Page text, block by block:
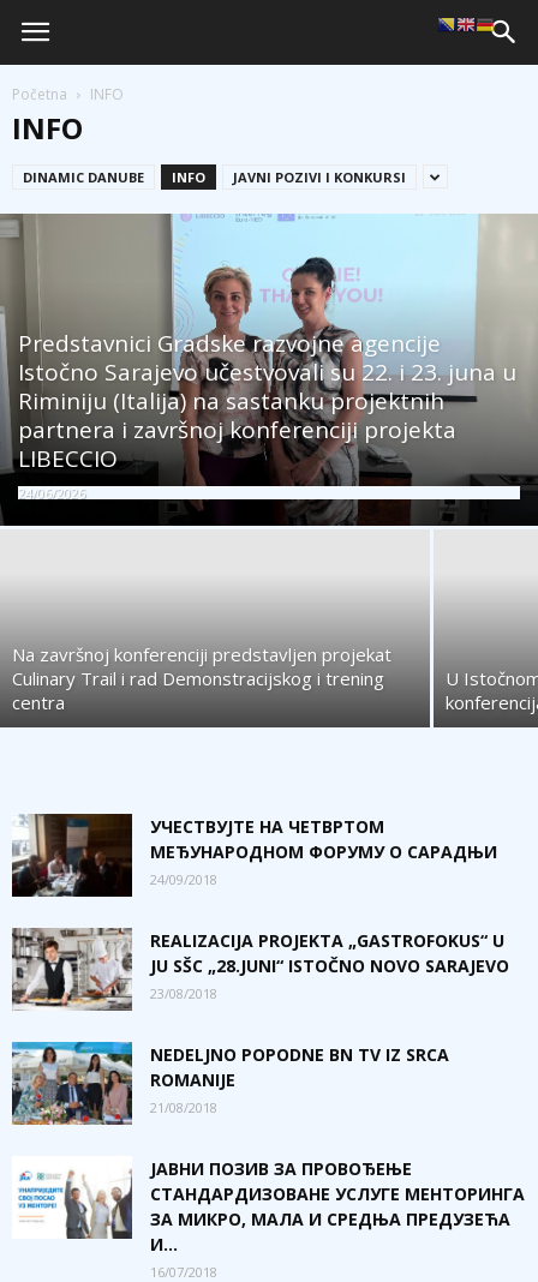
Početna INFO
INFO
DINAMIC DANUBE INFO JAVNI POZIVI I KONKURSI
Predstavnici Gradske razvojne agencije
Istočno Sarajevo učestvovali su 22. i 23. juna u
Riminiju (Italija) na sastanku projektnih
partnera i završnoj konferenciji projekta
LIBECCIO
24/06/2026
Na završnoj konferenciji predstavljen projekat
Culinary Trail i rad Demonstracijskog i trening
centra
U
УЧЕСТВУЈТЕ НА ЧЕТВРТОМ
МЕЂУНАРОДНОМ ФОРУМУ О САРАДЊИ
24/09/2018
REALIZACIJA PROJEKTA „GASTROFOKUS“ U
JU SŠC „28.JUNI“ ISTOČNO NOVO SARAJEVO
23/08/2018
NEDELJNO POPODNE BN TV IZ SRCA
ROMANIJE
21/08/2018
ЈАВНИ ПОЗИВ ЗА ПРОВОЂЕЊЕ
СТАНДАРДИЗОВАНЕ УСЛУГЕ МЕНТОРИНГА
ЗА МИКРО, МАЛА И СРЕДЊА ПРЕДУЗЕЋА
И...
16/07/2018